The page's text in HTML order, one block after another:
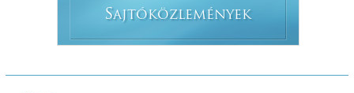
SAJTÓKÖZLEMÉNYEK